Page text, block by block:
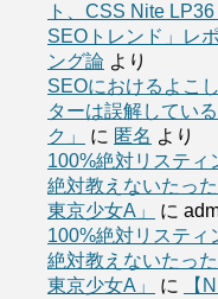
ト、CSS Nite
SEOトレンド」レ
ング論 より
SEOにおけるよこ
ターは誤解してい
ク」
に 匿名 より
100%絶対リスティ
絶対教えないたっ
東京少女A」
に
100%絶対リスティ
絶対教えないたっ
東京少女A」
に
【